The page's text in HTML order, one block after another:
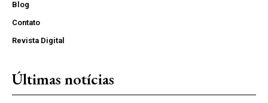
Blog
Contato
Revista Digital
Últimas notícias